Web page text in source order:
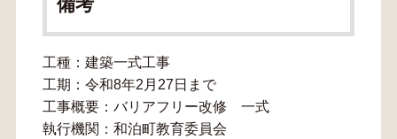
工種：建築一式工事
工期：令和8年2月27日まで
工事概要：バリアフリー改修 一式
執行機関：和泊町教育委員会